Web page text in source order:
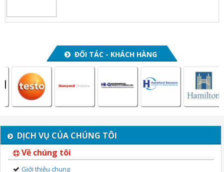
ĐỐI TÁC - KHÁCH HÀNG
DỊCH VỤ CỦA CHÚNG TÔI
Về chúng tôi
Giới thiệu chung